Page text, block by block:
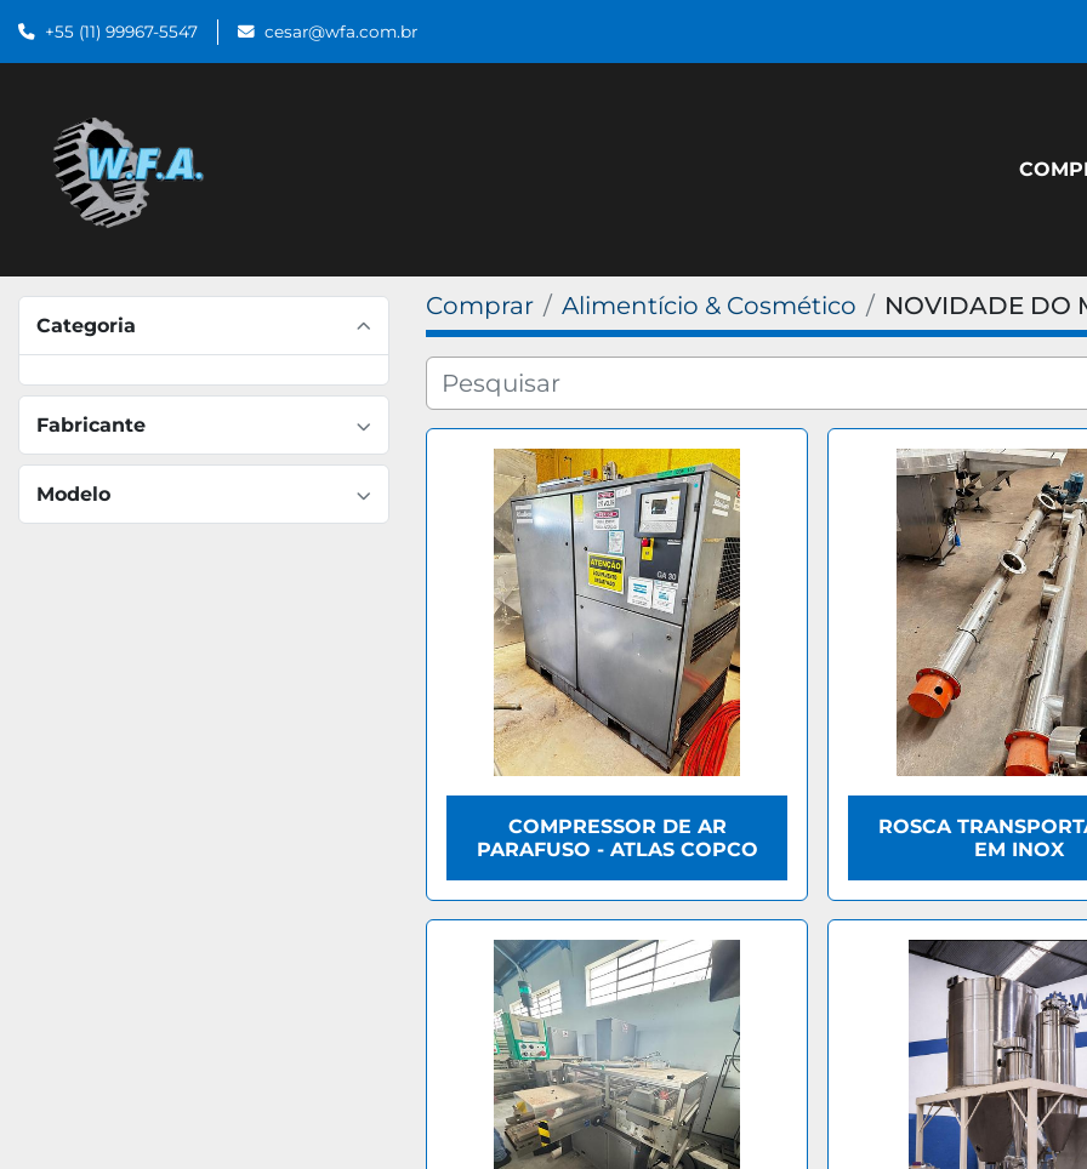
+55 (11) 99967-5547 cesar@wfa.com.br
Categoria
Fabricante
Modelo
Comprar Alimentício & Cosmético NOVIDADE DO
COMPRESSOR DE AR
PARAFUSO - ATLAS COPCO
ROSCA
EM INOX